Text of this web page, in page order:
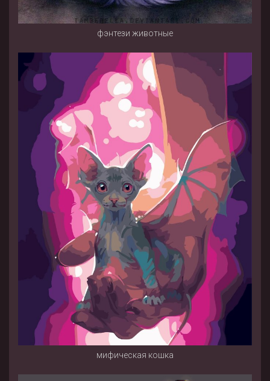
фэнтези животные
мифическая кошка